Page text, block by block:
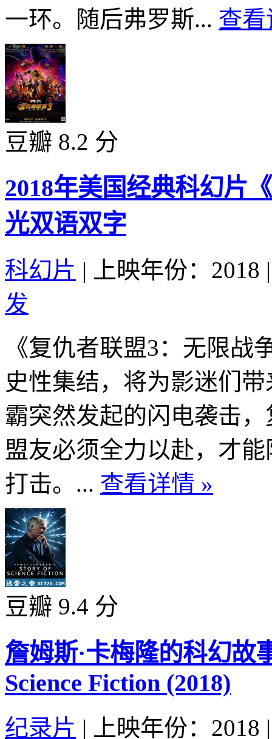
一环。随后弗罗斯... 查看
豆瓣 8.2 分
2018年美国经典科幻片
光双语双字
科幻片 | 上映年份：2018 |
发
《复仇者联盟3：无限战
史性集结，将为影迷们
霸突然发起的闪电袭击
盟友必须全力以赴，才
打击。... 查看详情 »
豆瓣 9.4 分
詹姆斯·卡梅隆的科幻故
Science Fiction (2018)
纪录片 | 上映年份：2018 |